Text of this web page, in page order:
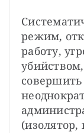
режим,
работу,
(изолятор,